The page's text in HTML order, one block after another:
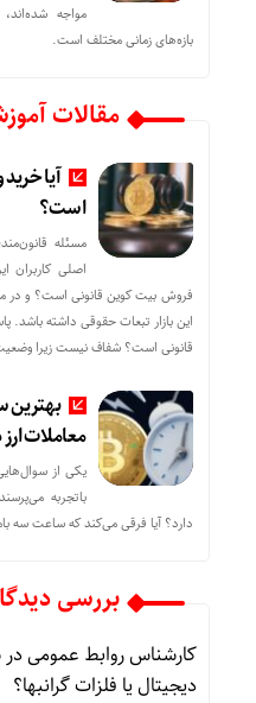
مواجه
بازه‌های زمانی مختلف است.
مقالات
آیا
است؟
مسئله
اصلی کاربران
فروش بیت کوین قانونی است؟ و در
این بازار تبعات حقوقی داشته باشد.
قانونی است؟ شفاف نیست زیرا
بهترین
معاملات
یکی از
باتجربه
دارد؟ آیا فرقی می‌کند که ساعت سه
بررسی
کارشناس روابط عمومیدر
دیجیتال یا فلزات گرانبها؟